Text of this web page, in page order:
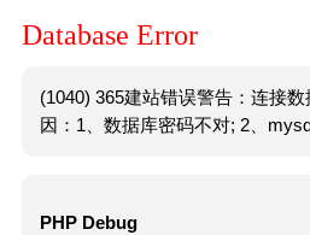
Database Error
(1040) 365建站错误警告：连接
因：1、数据库密码不对; 2、
PHP Debug